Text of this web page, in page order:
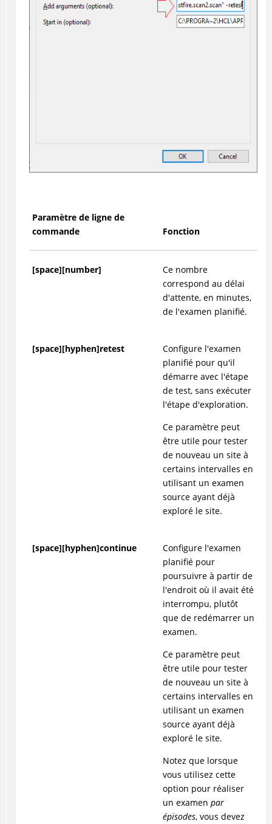
Paramètre de ligne de
commande
Fonction
[space][number]
Ce nombre
correspond au délai
d'attente, en minutes,
de l'examen planifié.
[space][hyphen]retest
Configure l'examen
planifié pour qu'il
démarre avec l'étape
de test, sans exécuter
l'étape d'exploration.
Ce paramètre peut
être utile pour tester
de nouveau un site à
certains intervalles en
utilisant un examen
source ayant déjà
exploré le site.
[space][hyphen]continue
Configure l'examen
planifié pour
poursuivre à partir de
l'endroit où il avait été
interrompu, plutôt
que de redémarrer un
examen.
Ce paramètre peut
être utile pour tester
de nouveau un site à
certains intervalles en
utilisant un examen
source ayant déjà
exploré le site.
Notez que lorsque
vous utilisez cette
option pour réaliser
un examen par
épisodes, vous devez